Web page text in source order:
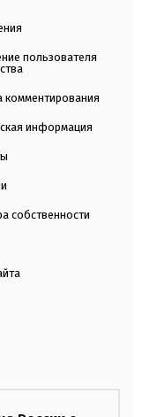
пользователя
комментирования
информация
собственности